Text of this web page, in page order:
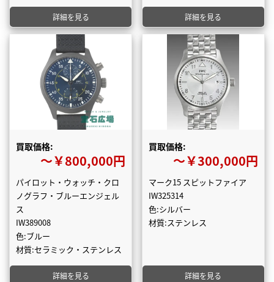
詳細を見る 詳細を見る
買取価格:
〜￥800,000円
パイロット・ウォッチ・クロ
ノグラフ・ブルーエンジェル
ス
IW389008
色:ブルー
材質:セラミック・ステンレス
詳細を見る
買取価格:
〜￥300,000円
マーク15 スピットファイア
IW325314
色:シルバー
材質:ステンレス
詳細を見る